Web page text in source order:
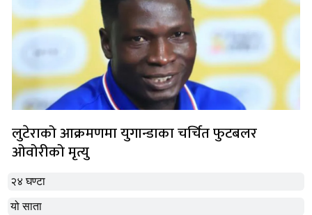
२४ घण्टा
यो साता
लुटेराको आक्रमणमा युगान्डाका चर्चित फुटबलर
ओवोरीको मृत्यु